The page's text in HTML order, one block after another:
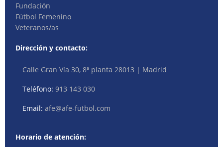
Fundación
Fútbol Femenino
Veteranos/as
Dirección y contacto:
Calle Gran Vía 30, 8ª planta 28013 | Madrid
Teléfono:913 143 030
Email:afe@afe-futbol.com
Horario de atención: